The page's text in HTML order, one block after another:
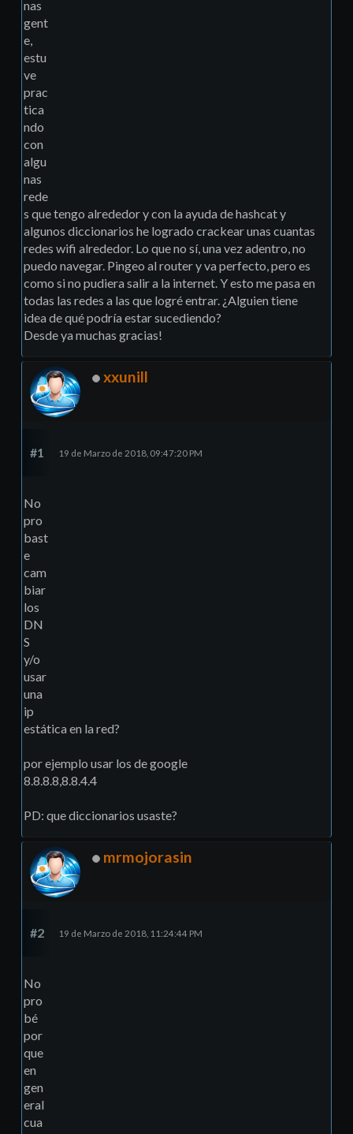
nas
gent
e,
estu
ve
prac
tica
ndo
con
algu
nas
rede
s que tengo alrededor y con la ayuda de hashcat y
algunos diccionarios he logrado crackear unas cuantas
redes wifi alrededor. Lo que no sí, una vez adentro, no
puedo navegar. Pingeo al router y va perfecto, pero es
como si no pudiera salir a la internet. Y esto me pasa en
todas las redes a las que logré entrar. ¿Alguien tiene
idea de qué podría estar sucediendo?
Desde ya muchas gracias!
xxunill
#1 19 de Marzo de 2018, 09:47:20 PM
No
pro
bast
e
cam
biar
los
DN
S
y/o
usar
una
ip
estática en la red?
por ejemplo usar los de google
8.8.8.8,8.8.4.4
PD: que diccionarios usaste?
mrmojorasin
#2 19 de Marzo de 2018, 11:24:44 PM
No
pro
bé
por
que
en
gen
eral
cua